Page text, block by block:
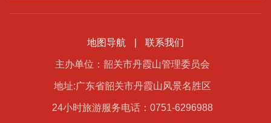
地图导航 联系我们
主办单位：韶关市丹霞山管理委员会
地址:广东省韶关市丹霞山风景名胜区
24小时旅游服务电话：0751-6296988